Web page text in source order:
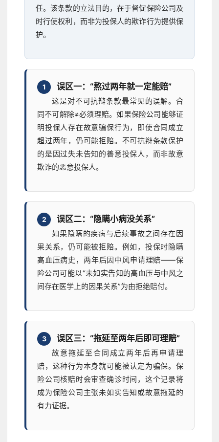
任。该条款的立法目的，在于督促保险公司及
时行使权利，而非为投保人的欺诈行为提供保
护。
1 误区一：“熬过两年就一定能赔”
这是对不可抗辩条款最常见的误解。合
同不可解除≠必须理赔。如果保险公司能够证
明投保人存在故意骗保行为，即使合同成立
超过两年，仍可能拒赔。不可抗辩条款保护
的是因过失未告知的善意投保人，而非故意
欺诈的恶意投保人。
2 误区二：“隐瞒小病没关系”
如果隐瞒的疾病与后续事故之间存在因
果关系，仍可能被拒赔。例如，投保时隐瞒
高血压病史，两年后因中风申请理赔——保
险公司可能以“未如实告知的高血压与中风之
间存在医学上的因果关系”为由拒绝赔付。
3 误区三：“拖延至两年后即可理赔”
故意拖延至合同成立两年后再申请理
赔，这种行为本身就可能被认定为骗保。保
险公司核赔时会审查确诊时间，这个记录将
成为保险公司主张未如实告知或故意拖延的
有力证据。